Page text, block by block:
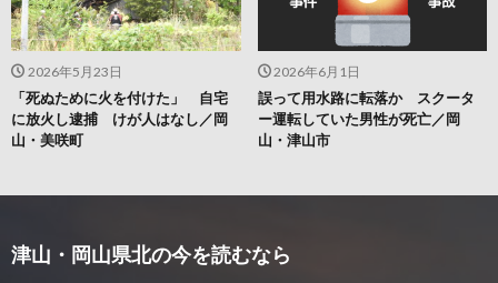
2026年6月1日
誤って用水路に転落か スクータ
ー運転していた男性が死亡／岡
山・津山市
2026年5月23日
「死ぬために火を付けた」 自宅
に放火し逮捕 けが人はなし／岡
山・美咲町
津山・岡山県北の今を読むなら